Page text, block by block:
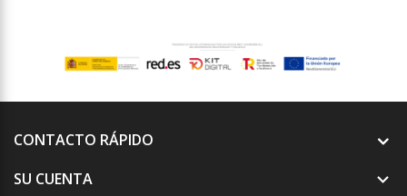
CONTACTO RÁPIDO
SU CUENTA
